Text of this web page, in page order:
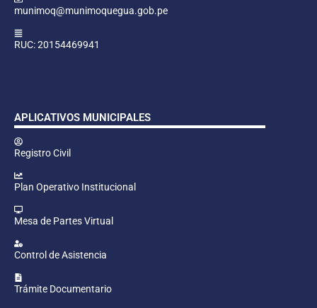
munimoq@munimoquegua.gob.pe
RUC: 20154469941
APLICATIVOS MUNICIPALES
Registro Civil
Plan Operativo Institucional
Mesa de Partes Virtual
Control de Asistencia
Trámite Documentario